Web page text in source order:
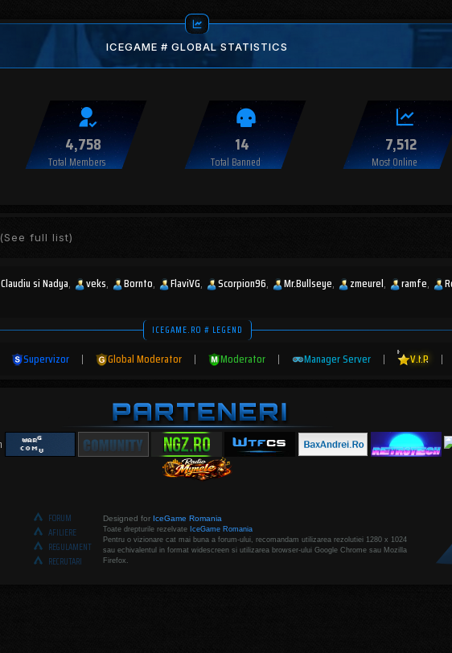
ICEGAME # GLOBAL STATISTICS
4,758
Total Members
14
Total Banned
7,512
Most Online
(See full list)
Claudiu si Nadya veks Bornto FlaviVG Scorpion96 Mr.Bullseye zmeurel ramfe
ICEGAME.RO # LEGEND
Supervizor | Global Moderator | Moderator | Manager Server | V.I.P |
FORUM
AFILIERE
REGULAMENT
RECRUTARI
Designed for IceGame Romania
Toate drepturile rezelvate IceGame Romania
Pentru o vizionare cat mai buna a forum-ului, recomandam utilizarea rezolutiei 1280 x 1024
sau echivalentul in format widescreen si utilizarea browser-ului Google Chrome sau Mozilla
Firefox.